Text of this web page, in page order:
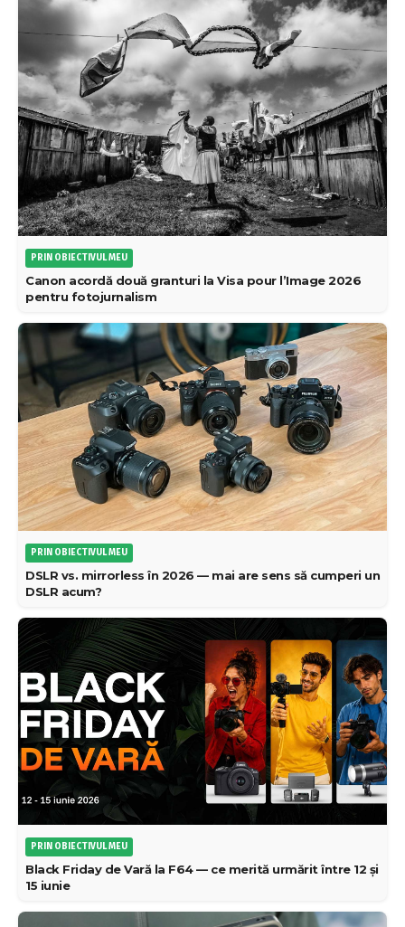
PRIN OBIECTIVUL MEU
Canon acordă două granturi la Visa pour l’Image 2026
pentru fotojurnalism
PRIN OBIECTIVUL MEU
DSLR vs. mirrorless în 2026 — mai are sens să cumperi un
DSLR acum?
PRIN OBIECTIVUL MEU
Black Friday de Vară la F64 — ce merită urmărit între 12 și
15 iunie